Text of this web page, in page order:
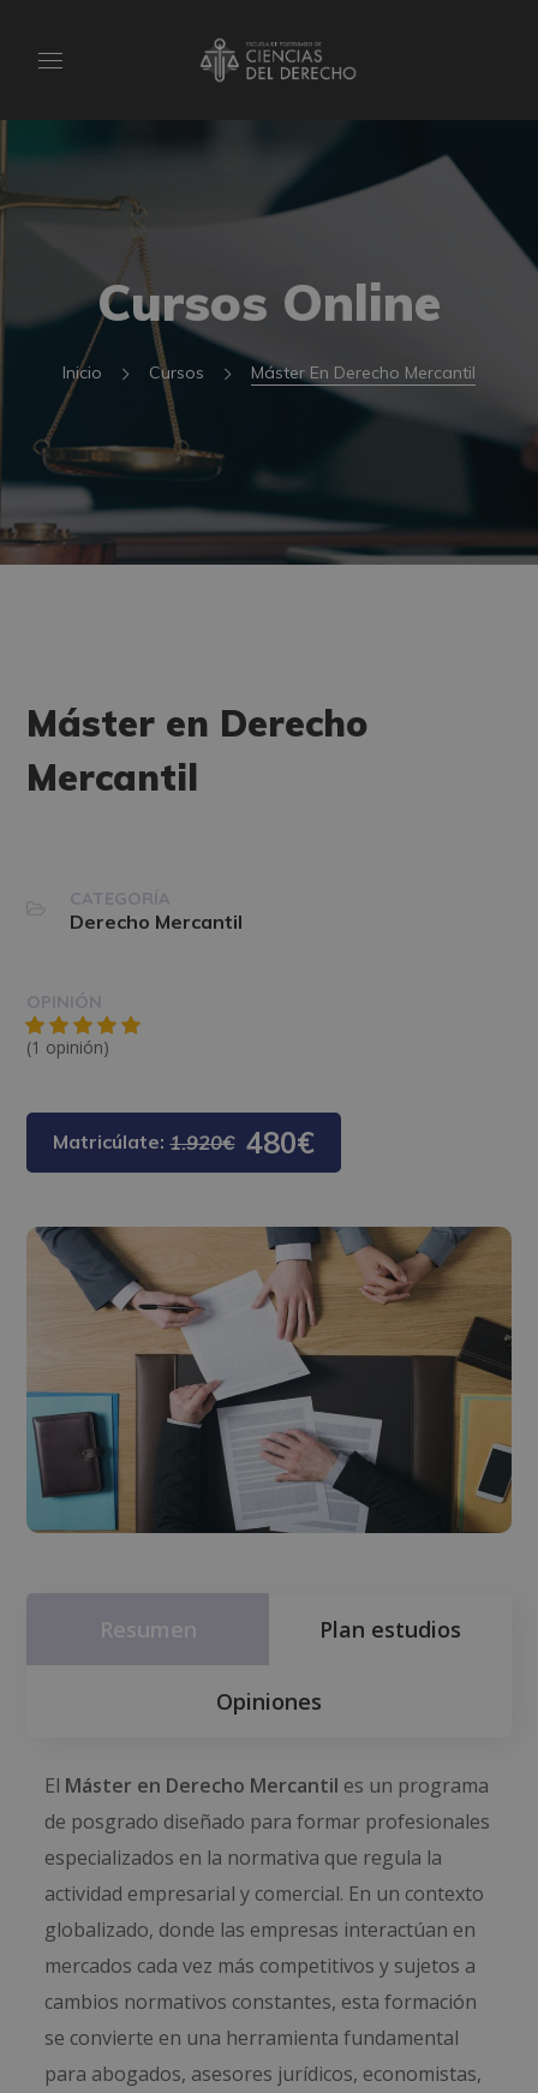
Cursos Online
Inicio Cursos Máster En Derecho Mercantil
Máster en Derecho
Mercantil
CATEGORÍA
Derecho Mercantil
OPINIÓN
(1 opinión)
Matricúlate:1.920€ 480€
Resumen Plan estudios
Opiniones
El Máster en Derecho Mercantil es un programa
de posgrado diseñado para formar profesionales
especializados en la normativa que regula la
actividad empresarial y comercial. En un contexto
globalizado, donde las empresas interactúan en
mercados cada vez más competitivos y sujetos a
cambios normativos constantes, esta formación
se convierte en una herramienta fundamental
para abogados, asesores jurídicos, economistas,